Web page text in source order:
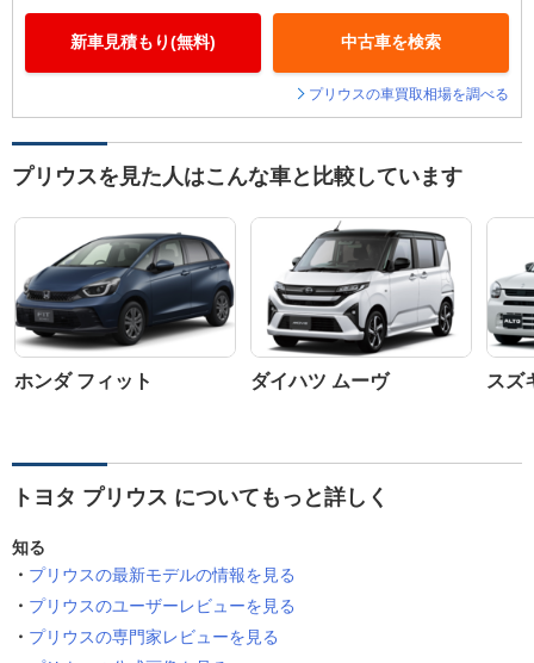
新車見積もり(無料) 中古車を検索
プリウスの車買取相場を調べる
プリウスを見た人はこんな車と比較しています
ホンダ フィット ダイハツ ムーヴ スズ
トヨタ プリウス についてもっと詳しく
知る
プリウスの最新モデルの情報を見る
プリウスのユーザーレビューを見る
プリウスの専門家レビューを見る